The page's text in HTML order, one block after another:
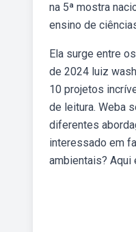
na 5ª mostra
ensino de
Ela surge entre
de 2024 luiz
10 projetos
de leitura. Weba
diferentes
interessado em
ambientais?